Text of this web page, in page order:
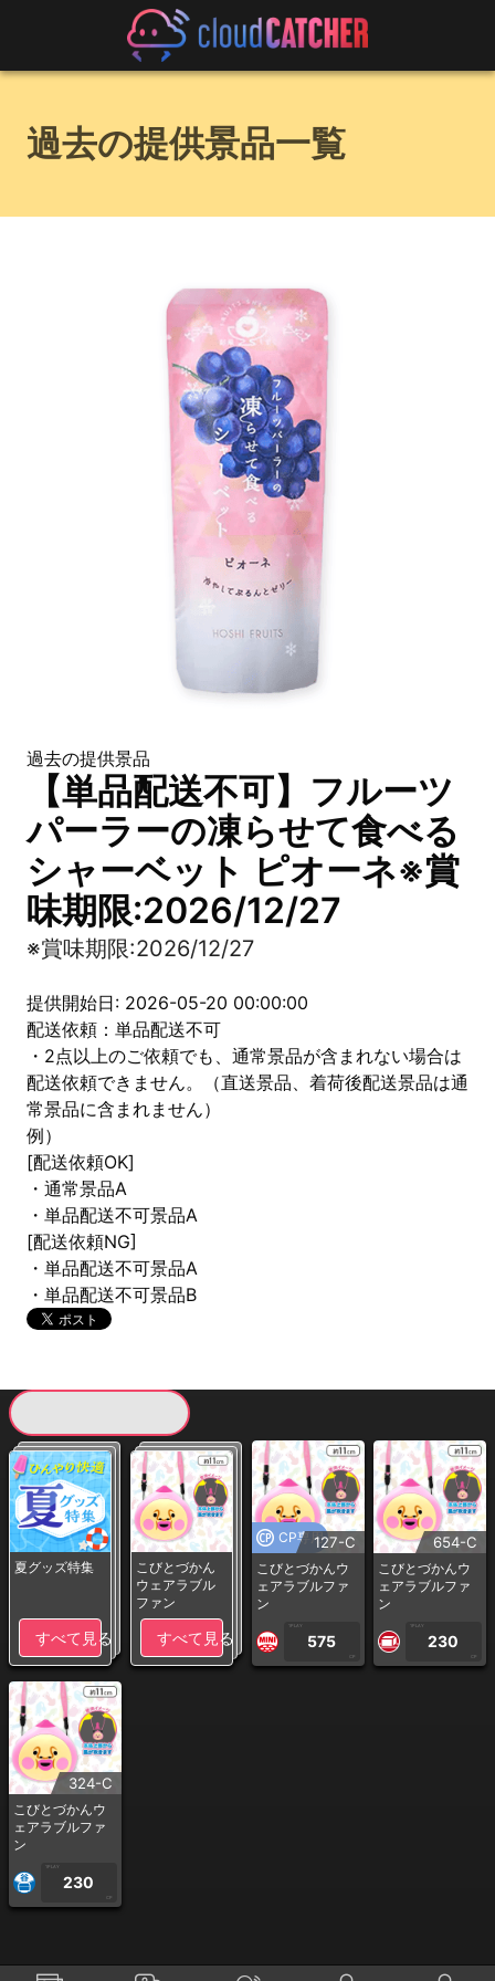
過去の提供景品一覧
過去の提供景品
【単品配送不可】フルーツ
パーラーの凍らせて食べる
シャーベット ピオーネ※賞
味期限:2026/12/27
※賞味期限:2026/12/27
提供開始日: 2026-05-20 00:00:00
配送依頼：単品配送不可
・2点以上のご依頼でも、通常景品が含まれない場合は
配送依頼できません。（直送景品、着荷後配送景品は通
常景品に含まれません）
例）
[配送依頼OK]
・通常景品A
・単品配送不可景品A
[配送依頼NG]
・単品配送不可景品A
・単品配送不可景品B
夏グッズ特集
すべて見る
こびとづかん
ウェアラブル
ファン
すべて見る
CP専用127-C
こびとづかんウ
ェアラブルファ
ン
1PLAY
575
CP
654-C
こびとづかんウ
ェアラブルファ
ン
1PLAY
230
CP
324-C
こびとづかんウ
ェアラブルファ
ン
1PLAY
230
CP